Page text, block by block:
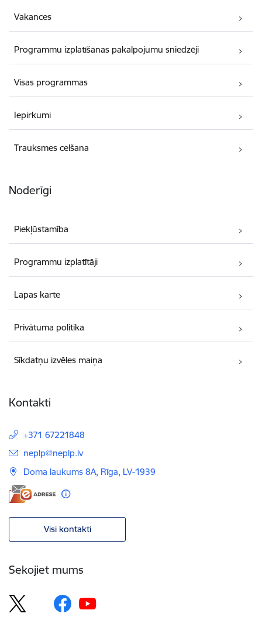
Vakances
Programmu izplatīšanas pakalpojumu sniedzēji
Visas programmas
Iepirkumi
Trauksmes celšana
Noderīgi
Piekļūstamība
Programmu izplatītāji
Lapas karte
Privātuma politika
Sīkdatņu izvēles maiņa
Kontakti
+371 67221848
E-pasts:
neplp@neplp.lv
Doma laukums 8A, Rīga, LV-1939
Visi kontakti
Sekojiet mums